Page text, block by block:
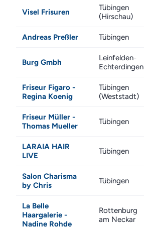
Visel Frisuren
Tübingen
(Hirschau)
Andreas Preßler Tübingen
Burg Gmbh
Leinfelden-
Echterdingen
Friseur Figaro -
Regina Koenig
Tübingen
(Weststadt)
Friseur Müller -
Thomas Mueller
Tübingen
LARAIA HAIR
LIVE
Tübingen
Salon Charisma
by Chris
Tübingen
La Belle
Haargalerie -
Nadine Rohde
Rottenburg
am Neckar